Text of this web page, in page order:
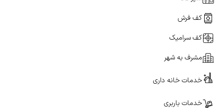
کف فرش
کف سرامیک
مشرف به شهر
خدمات خانه داری
خدمات باربری